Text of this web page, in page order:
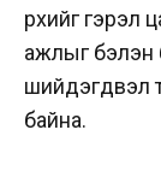
өрхийг гэрэл
ажлыг бэлэн
шийдэгдвэл
байна.